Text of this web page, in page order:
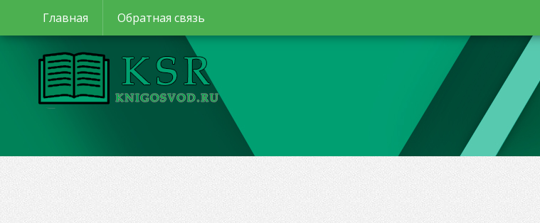
Главная Обратная связь